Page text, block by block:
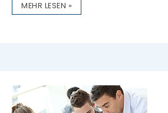
MEHR LESEN »